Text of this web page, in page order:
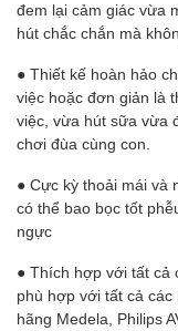
đem lại cảm giác vừa
hút chắc chắn mà
● Thiết kế hoàn hảo
việc hoặc đơn giản là
việc, vừa hút sữa vừa
chơi đùa cùng con.
● Cực kỳ thoải mái và
có thể bao bọc tốt
ngực
● Thích hợp với tất cả
phù hợp với tất cả
hãng Medela, Philips